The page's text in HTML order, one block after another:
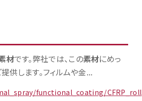
材です。弊社では、この素材にめっ
供します。フィルムや金...
functional_coating/CFRP_roll